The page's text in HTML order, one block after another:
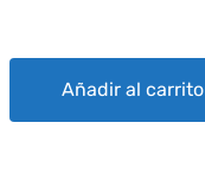
Añadir al carrito